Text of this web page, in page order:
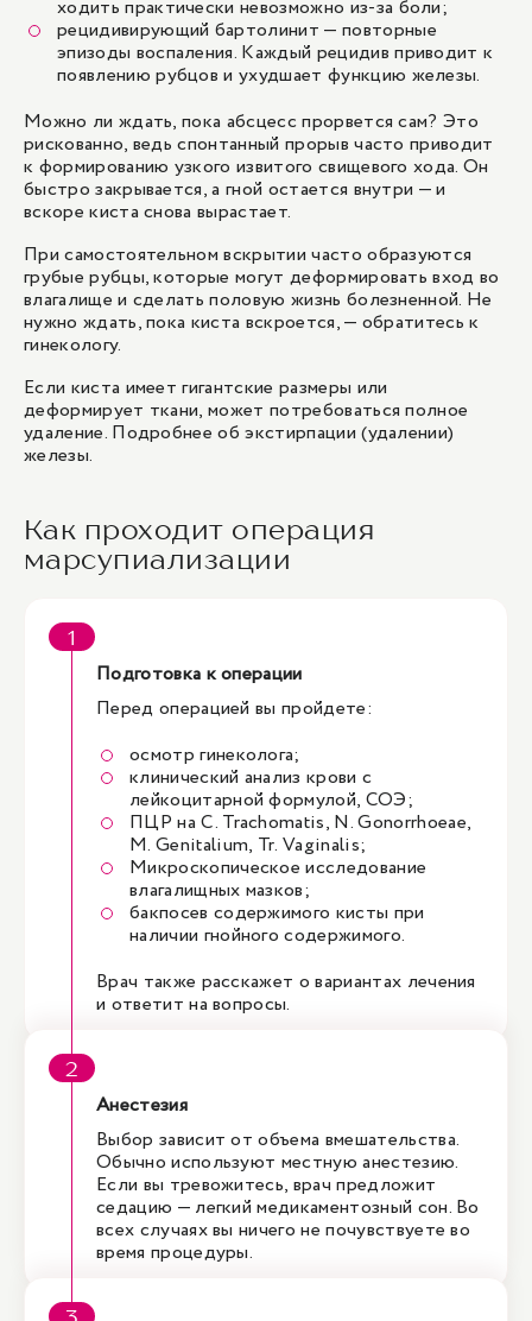
ходить практически невозможно из-за боли;
рецидивирующий бартолинит — повторные
эпизоды воспаления. Каждый рецидив приводит к
появлению рубцов и ухудшает функцию железы.
Можно ли ждать, пока абсцесс прорвется сам? Это
рискованно, ведь спонтанный прорыв часто приводит
к формированию узкого извитого свищевого хода. Он
быстро закрывается, а гной остается внутри — и
вскоре киста снова вырастает.
При самостоятельном вскрытии часто образуются
грубые рубцы, которые могут деформировать вход во
влагалище и сделать половую жизнь болезненной. Не
нужно ждать, пока киста вскроется, — обратитесь к
гинекологу.
Если киста имеет гигантские размеры или
деформирует ткани, может потребоваться полное
удаление. Подробнее об экстирпации(удалении)
железы.
Как проходит операция
марсупиализации
Подготовка к операции
Перед операцией вы пройдете:
осмотр гинеколога;
клинический анализ крови с
лейкоцитарной формулой, СОЭ;
ПЦР на C. Trachomatis, N. Gonorrhoeae,
M. Genitalium, Tr. Vaginalis;
Микроскопическое исследование
влагалищных мазков;
бакпосев содержимого кисты при
наличии гнойного содержимого.
Врач также расскажет о вариантах лечения
и ответит на вопросы.
Анестезия
Выбор зависит от объема вмешательства.
Обычно используют местную анестезию.
Если вы тревожитесь, врач предложит
седацию — легкий медикаментозный сон. Во
всех случаях вы ничего не почувствуете во
время процедуры.